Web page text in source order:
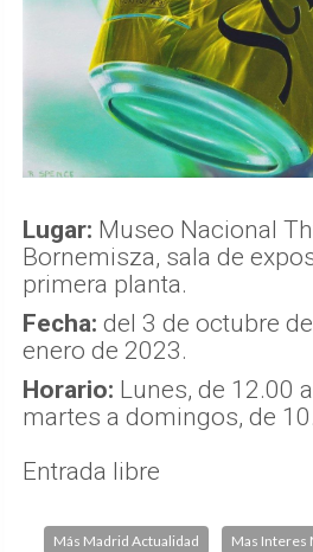
Lugar: Museo Nacional
Bornemisza, sala de
primera planta.
Fecha: del 3 de octubre
enero de 2023.
Horario: Lunes, de 12.00
martes a domingos, de
Entrada libre
Más Madrid Actualidad Mas Interes